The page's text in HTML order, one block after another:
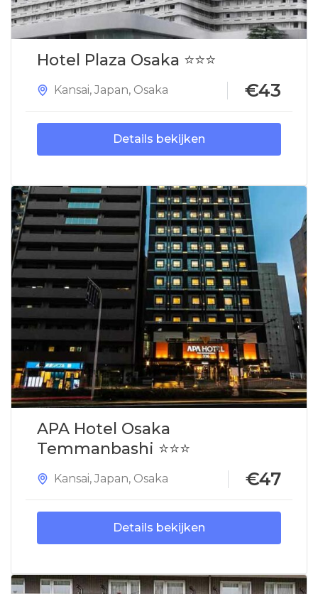
Hotel Plaza Osaka ⭐⭐⭐
Kansai, Japan, Osaka €43
Details bekijken
APA Hotel Osaka
Temmanbashi ⭐⭐⭐
Kansai, Japan, Osaka €47
Details bekijken